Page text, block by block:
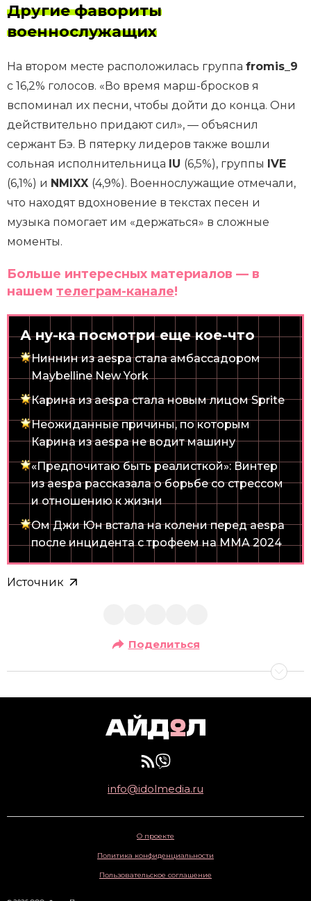
Другие фавориты
военнослужащих
На втором месте расположилась группа fromis_9
с 16,2% голосов. «Во время марш-бросков я
вспоминал их песни, чтобы дойти до конца. Они
действительно придают сил», — объяснил
сержант Бэ. В пятерку лидеров также вошли
сольная исполнительница IU (6,5%), группы IVE
(6,1%) и NMIXX (4,9%). Военнослужащие отмечали,
что находят вдохновение в текстах песен и
музыка помогает им «держаться» в сложные
моменты.
Больше интересных материалов — в
нашем телеграм-канале!
А ну-ка посмотри еще кое-что
Ниннин из aespa стала амбассадором
Maybelline New York
Карина из aespa стала новым лицом Sprite
Неожиданные причины, по которым
Карина из aespa не водит машину
«Предпочитаю быть реалисткой»: Винтер
из aespa рассказала о борьбе со стрессом
и отношению к жизни
Ом Джи Юн встала на колени перед aespa
после инцидента с трофеем на MMA 2024
Источник
Поделиться
info@idolmedia.ru
О проекте
Политика конфиденциальности
Пользовательское соглашение